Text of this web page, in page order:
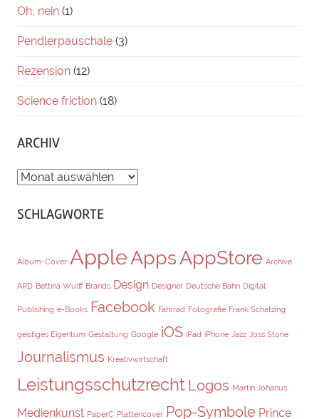
Oh, nein (1)
Pendlerpauschale (3)
Rezension (12)
Science friction (18)
ARCHIV
ARCHIV
SCHLAGWORTE
Album-Cover AppleAppsAppStore Archive
ARD Bettina Wulff Brands Design Designer Deutsche Bahn Digital
Publishing e-Books Facebook Fahrrad Fotografie Frank Schätzing
geistiges Eigentum Gestaltung Google iOS iPad iPhone Jazz Joss Stone
Journalismus Kreativwirtschaft
Leistungsschutzrecht Logos Martin Johanus
Medienkunst PaperC Plattencover Pop-Symbole Prince